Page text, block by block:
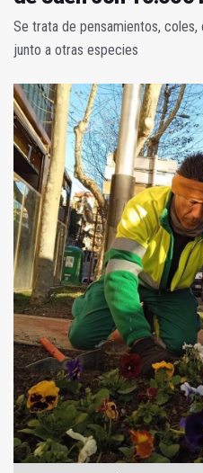
Se trata de pensamientos, coles,
junto a otras especies